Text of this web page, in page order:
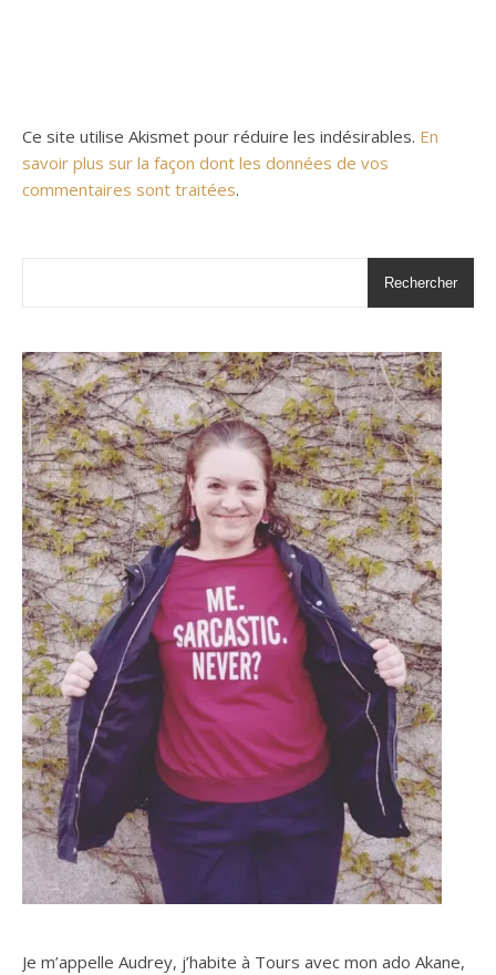
Ce site utilise Akismet pour réduire les indésirables. En
savoir plus sur la façon dont les données de vos
commentaires sont traitées.
Rechercher
Je m’appelle Audrey, j’habite à Tours avec mon ado Akane,